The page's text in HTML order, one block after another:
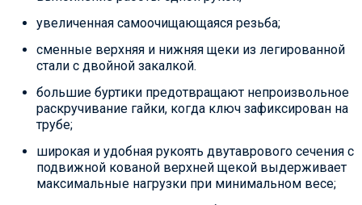
увеличенная самоочищающаяся резьба;
сменные верхняя и нижняя щеки из легированной
стали с двойной закалкой.
большие буртики предотвращают непроизвольное
раскручивание гайки, когда ключ зафиксирован на
трубе;
широкая и удобная рукоять двутаврового сечения с
подвижной кованой верхней щекой выдерживает
максимальные нагрузки при минимальном весе;